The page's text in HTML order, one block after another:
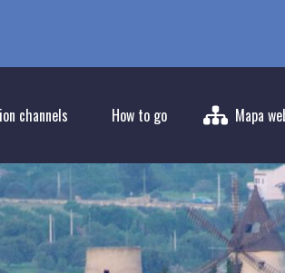
channels How to go Mapa